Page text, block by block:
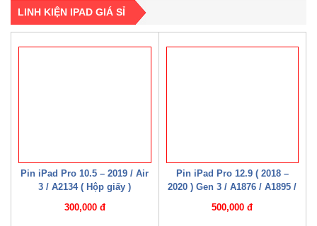
LINH KIỆN IPAD GIÁ SỈ
Pin iPad Pro 10.5 – 2019 / Air
3 / A2134 ( Hộp giấy )
300,000 đ
Pin iPad Pro 12.9 ( 2018 –
2020 ) Gen 3 / A1876 / A1895 /
/ A2232 / A2233 / A2043 ( Hộp
500,000 đ